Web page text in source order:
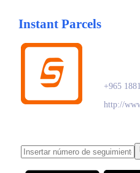
Instant Parcels
+965
http://